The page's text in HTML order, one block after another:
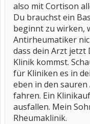
also mit Cortison
Du brauchst ein
beginnt zu wirken,
Antirheumatiker
dass dein Arzt jetzt
Klinik kommst.
für Kliniken es in
eben in den
fahren. Ein
ausfallen. Mein
Rheumaklinik.